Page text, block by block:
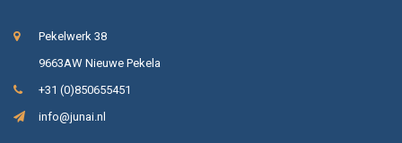
Pekelwerk 38
9663AW Nieuwe Pekela
+31 (0)850655451
info@junai.nl